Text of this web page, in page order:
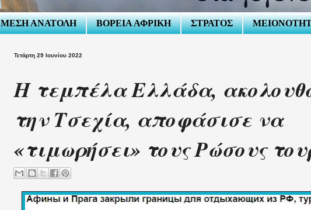
ΜΕΣΗ ΑΝΑΤΟΛΗ ΒΟΡΕΙΑ ΑΦΡΙΚΗ ΣΤΡΑΤΟΣ
Τετάρτη 29 Ιουνίου 2022
Η τεμπέλα Ελλάδα,
την Τσεχία, αποφάσισε να
«τιμωρήσει» τους Ρώσους